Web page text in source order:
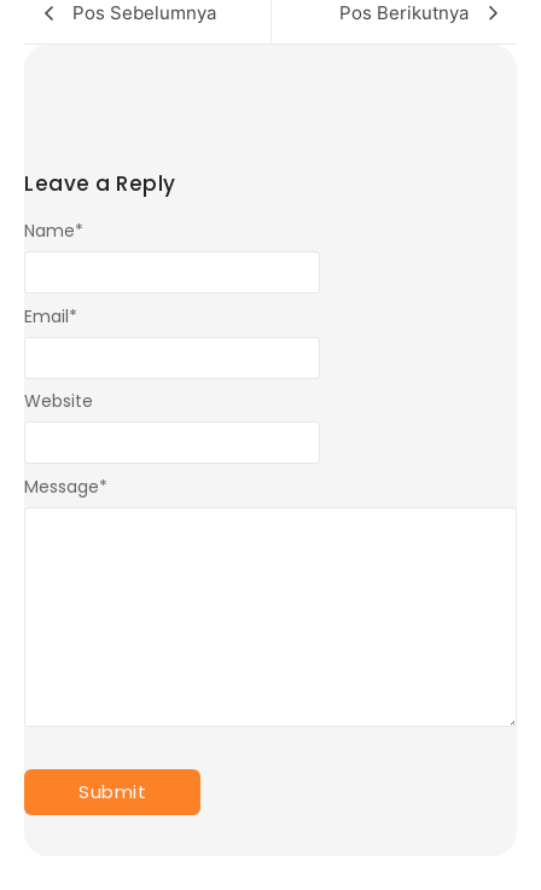
Pos Sebelumnya Pos Berikutnya
Leave a Reply
Message*
Name*
Email*
Website